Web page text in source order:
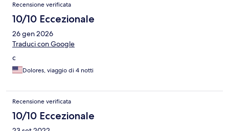
Recensione verificata
10/10 Eccezionale
26 gen 2026
Traduci con Google
c
Dolores, viaggio di 4 notti
Recensione verificata
10/10 Eccezionale